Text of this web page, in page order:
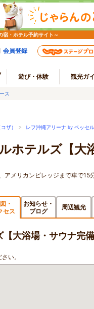
・ホテル予約サイト～
会員登録
遊び・体験 観光ガ
ス
ザ） > レフ沖縄アリーナ by ベッセ
ホテルズ【大
アメリカンビレッジまで車で15
・
セス
お知らせ・
ブログ
周辺観光
大浴場・サウナ完
い。